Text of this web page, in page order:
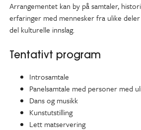
Arrangementet kan by på samtaler,
erfaringer med mennesker fra ulike
del kulturelle innslag.
Tentativt program
Introsamtale
Panelsamtale med personer med
Dans og musikk
Kunstutstilling
Lett matservering